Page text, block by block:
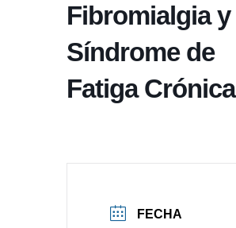
Fibromialgia y
Síndrome de
Fatiga Crónica
FECHA